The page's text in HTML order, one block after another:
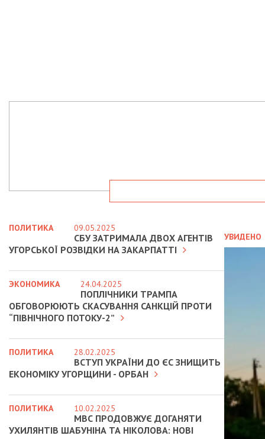
УВИДЕНО
ПОЛИТИКА 09.05.2025
СБУ ЗАТРИМАЛА ДВОХ АГЕНТІВ
УГОРСЬКОЇ РОЗВІДКИ НА ЗАКАРПАТТІ
ЭКОНОМИКА 24.04.2025
ПОПЛІЧНИКИ ТРАМПА
ОБГОВОРЮЮТЬ СКАСУВАННЯ САНКЦІЙ ПРОТИ
“ПІВНІЧНОГО ПОТОКУ-2”
ПОЛИТИКА 28.02.2025
ВСТУП УКРАЇНИ ДО ЄС ЗНИЩИТЬ
ЕКОНОМІКУ УГОРЩИНИ - ОРБАН
ПОЛИТИКА 10.02.2025
МВС ПРОДОВЖУЄ ДОГАНЯТИ
УХИЛЯНТІВ ШАБУНІНА ТА НІКОЛОВА: НОВІ